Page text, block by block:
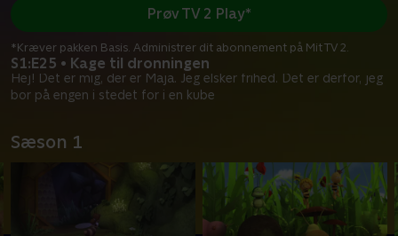
S1:E25 • Kage til dronningen
Hej! Det er mig, der er Maja. Jeg elsker frihed. Det er derfor, jeg
bor på engen i stedet for i en kube
Prøv TV 2 Play*
*Kræver pakken Basis. Administrer dit abonnement på Mit TV 2.
Sæson 1